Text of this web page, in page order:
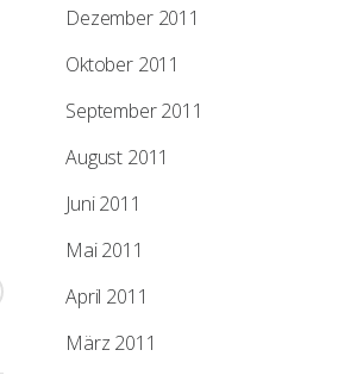
Dezember 2011
Oktober 2011
September 2011
August 2011
Juni 2011
Mai 2011
April 2011
März 2011